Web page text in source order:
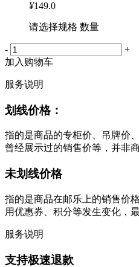
¥149.0
请选择规格 数量
-
+
加入购物车
服务说明
划线价格：
指的是商品的专柜价、吊牌价
曾经展示过的销售价等，并非
未划线价格
指的是商品在邮乐上的销售价
用优惠券、积分等发生变化，
服务说明
支持极速退款